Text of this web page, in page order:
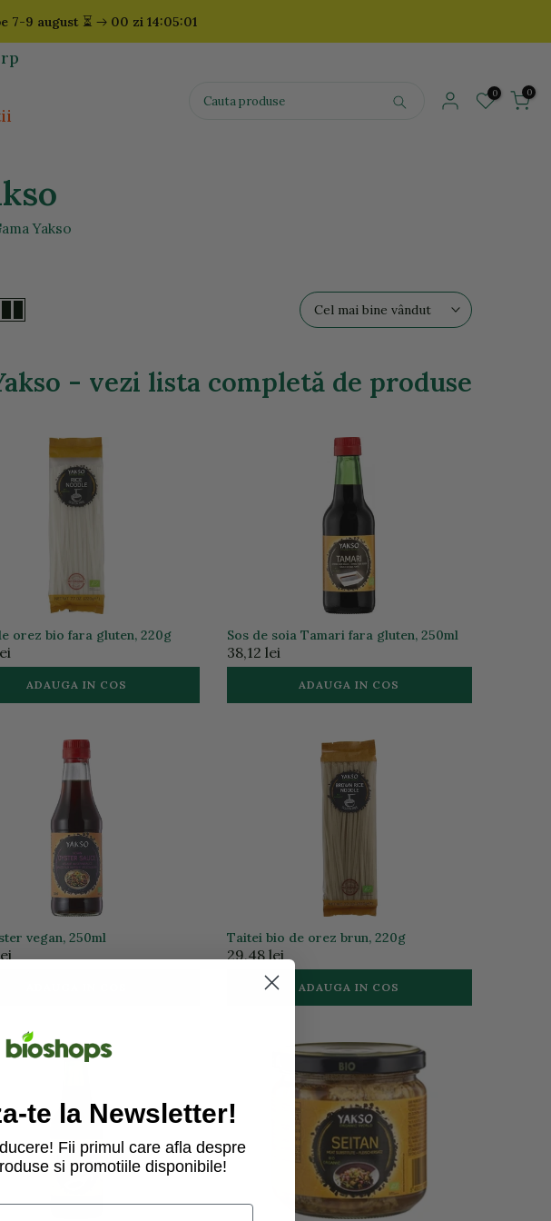
7-9 august ⏳ 00 zi 14:05:00
0 0
Yakso
Cel mai bine vândut
- vezi lista completă de produse
orez bio fara gluten, 220g
ADAUGA IN COS
Sos de soia Tamari fara gluten, 250ml
38,12 lei
ADAUGA IN COS
vegan, 250ml Taitei bio de orez brun, 220g
29,48 lei
ADAUGA IN COS
te la Newsletter!
Fii primul care afla despre
si promotiile disponibile!